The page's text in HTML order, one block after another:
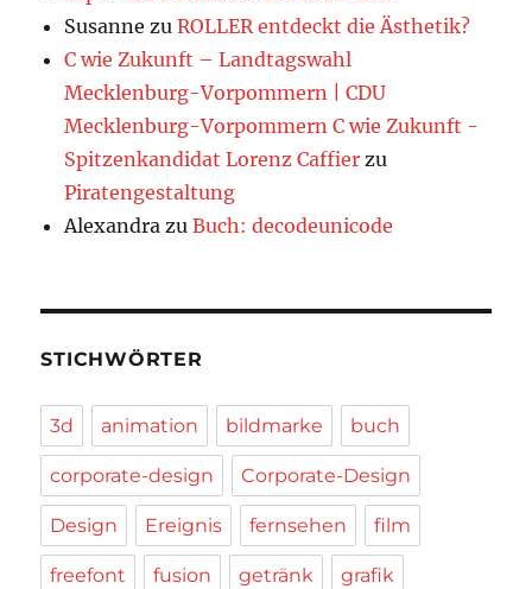
Susanne zuROLLER entdeckt die Ästhetik?
C wie Zukunft – Landtagswahl
Mecklenburg-Vorpommern | CDU
Mecklenburg-Vorpommern C wie Zukunft -
Spitzenkandidat Lorenz Caffier zu
Piratengestaltung
Alexandra zuBuch: decodeunicode
STICHWÖRTER
3d animation bildmarke buch
corporate-design Corporate-Design
Design Ereignis fernsehen film
freefont fusion getränk grafik